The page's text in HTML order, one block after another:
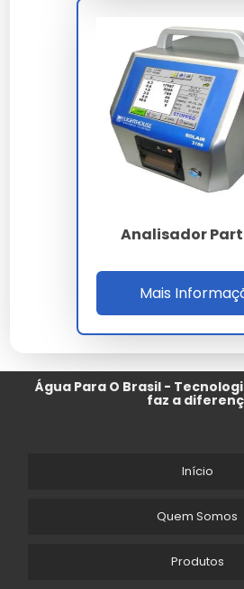
Analisador
Mais
Água Para O Brasil -
faz a
Início
Quem Somos
Produtos